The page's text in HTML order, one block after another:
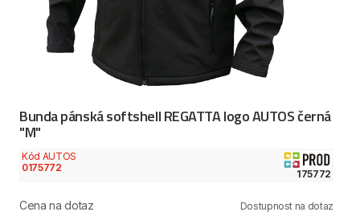
Bunda pánská softshell REGATTA logo AUTOS černá
"M"
Kód AUTOS
0175772
175772
Cena na dotaz Dostupnost na dotaz